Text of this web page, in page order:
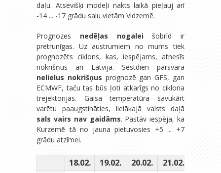
daļu. Atsevišķi modeļi nakts laikā pieļauj arī
-14 ... -17 grādu salu vietām Vidzemē.
Prognozes nedēļas nogaleišobrīd ir
pretrunīgas. Uz austrumiem no mums tiek
prognozēts ciklons, kas, iespējams, atnesīs
nokrišņus arī Latvijā. Sestdien pārsvarā
nelielus nokrišņus prognozē gan GFS, gan
ECMWF, taču tas būs ļoti atkarīgs no ciklona
trejektorijas. Gaisa temperatūra savukārt
varētu paaugstināties, lielākajā valsts daļā
sals vairs nav gaidāms. Pastāv iespēja, ka
Kurzemē tā no jauna pietuvosies +5 ... +7
grādu atzīmei.
18.02. 19.02. 20.02. 21.02.